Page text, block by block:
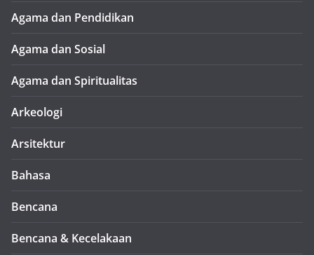
Agama dan Pendidikan
Agama dan Sosial
Agama dan Spiritualitas
Arkeologi
Arsitektur
Bahasa
Bencana
Bencana & Kecelakaan